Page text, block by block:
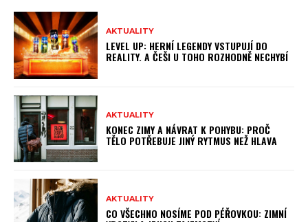
AKTUALITY
LEVEL UP: HERNÍ LEGENDY VSTUPUJÍ DO
REALITY. A ČEŠI U TOHO ROZHODNĚ NECHYBÍ
AKTUALITY
KONEC ZIMY A NÁVRAT K POHYBU: PROČ
TĚLO POTŘEBUJE JINÝ RYTMUS NEŽ HLAVA
AKTUALITY
CO VŠECHNO NOSÍME POD PÉŘOVKOU: ZIMNÍ